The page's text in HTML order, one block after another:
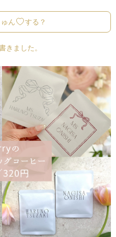
ゅん する？
きました。